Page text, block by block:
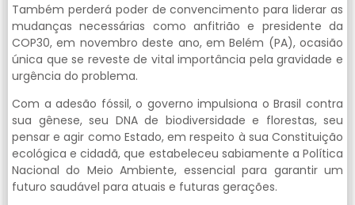
Também perderá poder de convencimento para liderar as
mudanças necessárias como anfitrião e presidente da
COP30, em novembro deste ano, em Belém (PA), ocasião
única que se reveste de vital importância pela gravidade e
urgência do problema.
Com a adesão fóssil, o governo impulsiona o Brasil contra
sua gênese, seu DNA de biodiversidade e florestas, seu
pensar e agir como Estado, em respeito à sua Constituição
ecológica e cidadã, que estabeleceu sabiamente a Política
Nacional do Meio Ambiente, essencial para garantir um
futuro saudável para atuais e futuras gerações.